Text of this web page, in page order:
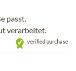
passt.
verarbeitet.
verified purchase